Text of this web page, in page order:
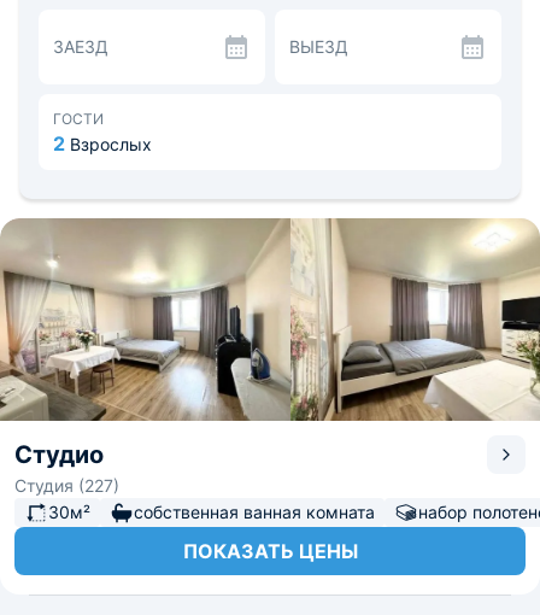
холодильник, варочная панель, микроволновая печь.
Предоставляются столовые приборы и чай. Поблизости
Недалеко располагается остановка общественного
транспорта, с которой можно добраться до «Музея
другие интересных мест. Расстояние до
железнодорожного вокзала — 2,1 км. Расстояние до
аэропорта — 5 км.
ЗАЕЗД ВЫЕЗД
ГОСТИ
2 Взрослых
Студио
Студия (227)
30м²
собственная ванная комната набор
ПОКАЗАТЬ ЦЕНЫ